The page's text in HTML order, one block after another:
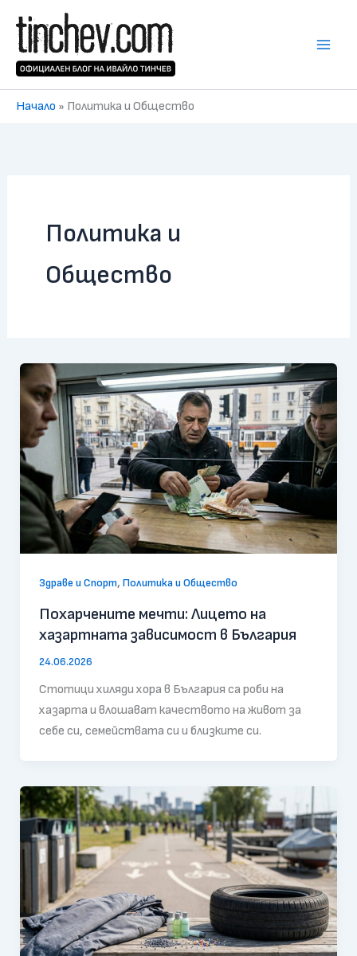
content
Начало » Политика и Общество
Политика и
Общество
Здраве и Спорт, Политика и Общество
Похарчените мечти: Лицето на
хазартната зависимост в България
24.06.2026
Стотици хиляди хора в България са роби на
хазарта и влошават качеството на живот за
себе си, семействата си и близките си.